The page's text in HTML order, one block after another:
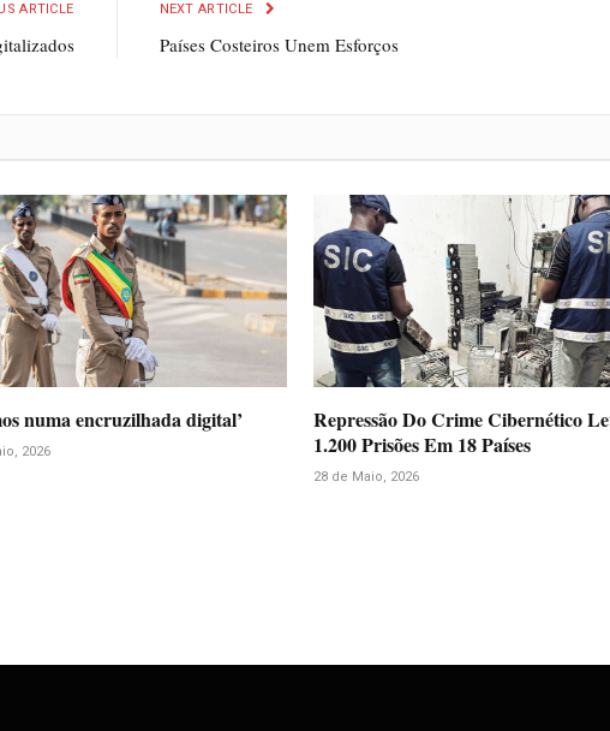
ARTICLE NEXT ARTICLE
Países Costeiros Unem Esforços
numa encruzilhada digital’
2026
Repressão Do Crime Cibernético
1.200 Prisões Em 18 Países
28 de Maio, 2026